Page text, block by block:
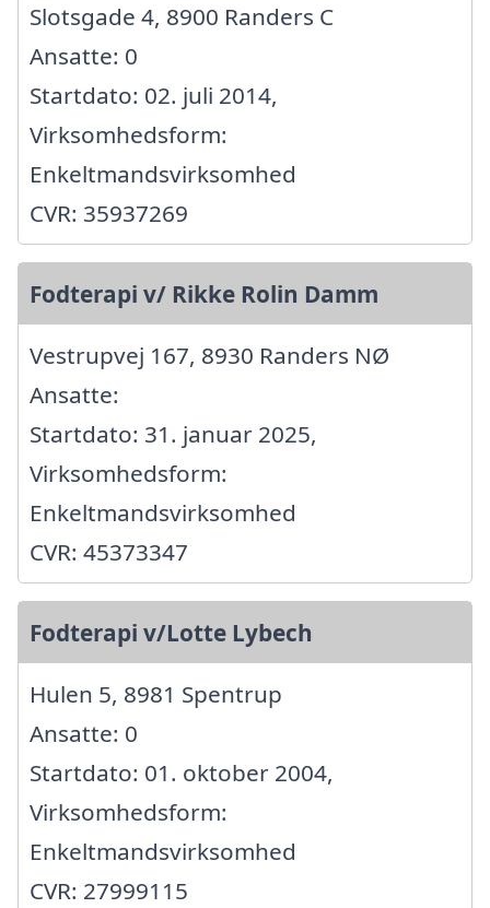
Slotsgade 4, 8900 Randers C
Ansatte: 0
Startdato: 02. juli 2014,
Virksomhedsform:
Enkeltmandsvirksomhed
CVR: 35937269
Fodterapi v/ Rikke Rolin Damm
Vestrupvej 167, 8930 Randers NØ
Ansatte:
Startdato: 31. januar 2025,
Virksomhedsform:
Enkeltmandsvirksomhed
CVR: 45373347
Fodterapi v/Lotte Lybech
Hulen 5, 8981 Spentrup
Ansatte: 0
Startdato: 01. oktober 2004,
Virksomhedsform:
Enkeltmandsvirksomhed
CVR: 27999115